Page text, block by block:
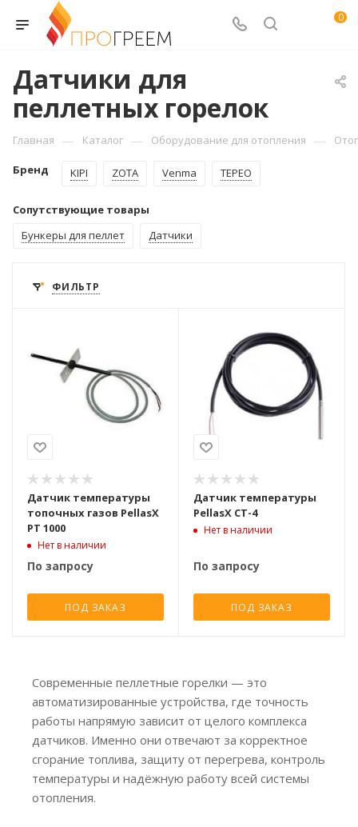
0
Датчики для
пеллетных горелок
Главная — Каталог — Оборудование для отопления —
Бренд KIPI ZOTA Venma TEPEO
Сопутствующие товары
Бункеры для пеллет
Датчики
ФИЛЬТР
Датчик температуры
топочных газов PellasX
PT 1000
Нет в наличии
По запросу
ПОД ЗАКАЗ
Датчик температуры
PellasX CT-4
Нет в наличии
По запросу
ПОД ЗАКАЗ
Современные пеллетные горелки — это
автоматизированные устройства, где точность
работы напрямую зависит от целого комплекса
датчиков. Именно они отвечают за корректное
сгорание топлива, защиту от перегрева, контроль
температуры и надёжную работу всей системы
отопления.